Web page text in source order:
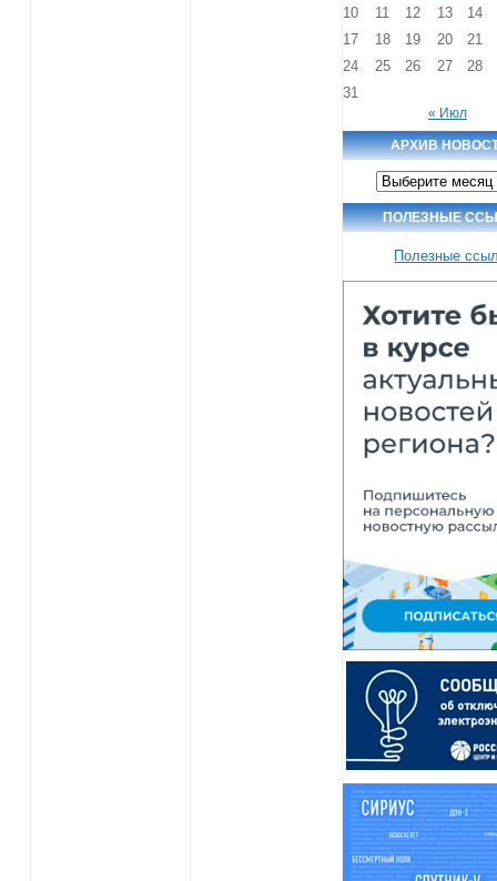
10
11 12 13
14
17
18 19 20
21
24
25 26 27
28
31
« Июл
АРХИВ
Архив
новостей
ПОЛЕЗНЫЕ
Полезные